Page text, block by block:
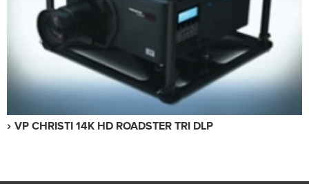
VP CHRISTI 14K HD ROADSTER TRI DLP